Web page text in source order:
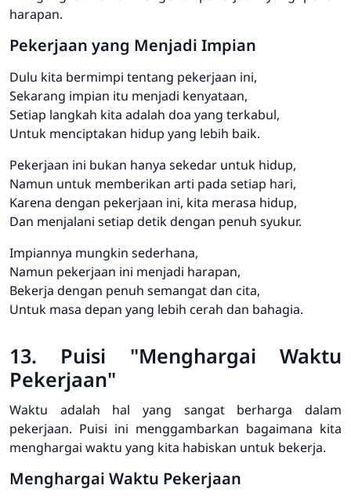
harapan.
Pekerjaan yang Menjadi Impian
Dulu kita bermimpi tentang pekerjaan ini,
Sekarang impian itu menjadi kenyataan,
Setiap langkah kita adalah doa yang terkabul,
Untuk menciptakan hidup yang lebih baik.
Pekerjaan ini bukan hanya sekedar untuk hidup,
Namun untuk memberikan arti pada setiap hari,
Karena dengan pekerjaan ini, kita merasa hidup,
Dan menjalani setiap detik dengan penuh syukur.
Impiannya mungkin sederhana,
Namun pekerjaan ini menjadi harapan,
Bekerja dengan penuh semangat dan cita,
Untuk masa depan yang lebih cerah dan bahagia.
13. Puisi "Menghargai Waktu
Pekerjaan"
Waktu adalah hal yang sangat berharga dalam
pekerjaan. Puisi ini menggambarkan bagaimana kita
menghargai waktu yang kita habiskan untuk bekerja.
Menghargai Waktu Pekerjaan